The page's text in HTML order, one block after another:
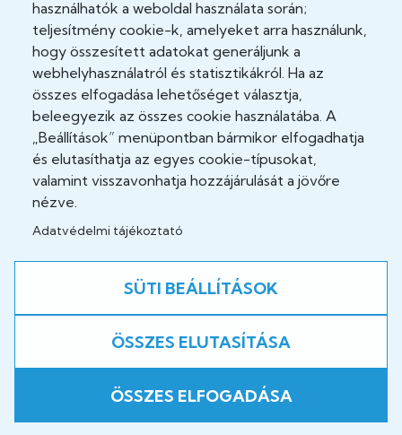
Akadálymentesítési nyilatkozat
Cookie Policy
Felhasználási feltételek
Impresszum
Jogi nyilatkozatok
Facebook
A weboldal fejlesztés alatt áll!
Copyright © 2026 B.-A.-Z. Vármegyei Központi Kórház és
használhatók a weboldal használata során;
teljesítmény cookie-k, amelyeket arra használunk,
hogy összesített adatokat generáljunk a
webhelyhasználatról és statisztikákról. Ha az
összes elfogadása lehetőséget választja,
beleegyezik az összes cookie használatába. A
„Beállítások” menüpontban bármikor elfogadhatja
és elutasíthatja az egyes cookie-típusokat,
valamint visszavonhatja hozzájárulását a jövőre
nézve.
Adatvédelmi tájékoztató
SÜTI BEÁLLÍTÁSOK
ÖSSZES ELUTASÍTÁSA
ÖSSZES ELFOGADÁSA